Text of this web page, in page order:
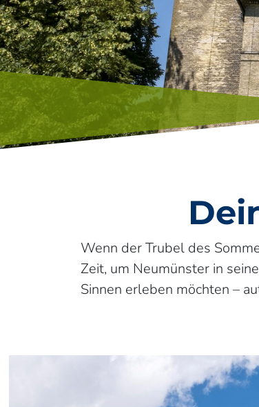
Wenn der Trubel des
Zeit, um Neumünster in
Sinnen erleben möchten –